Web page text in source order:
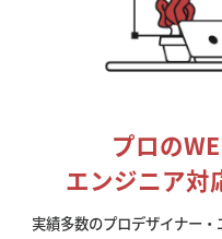
プロの
エンジニア対
実績多数のプロデザイナー